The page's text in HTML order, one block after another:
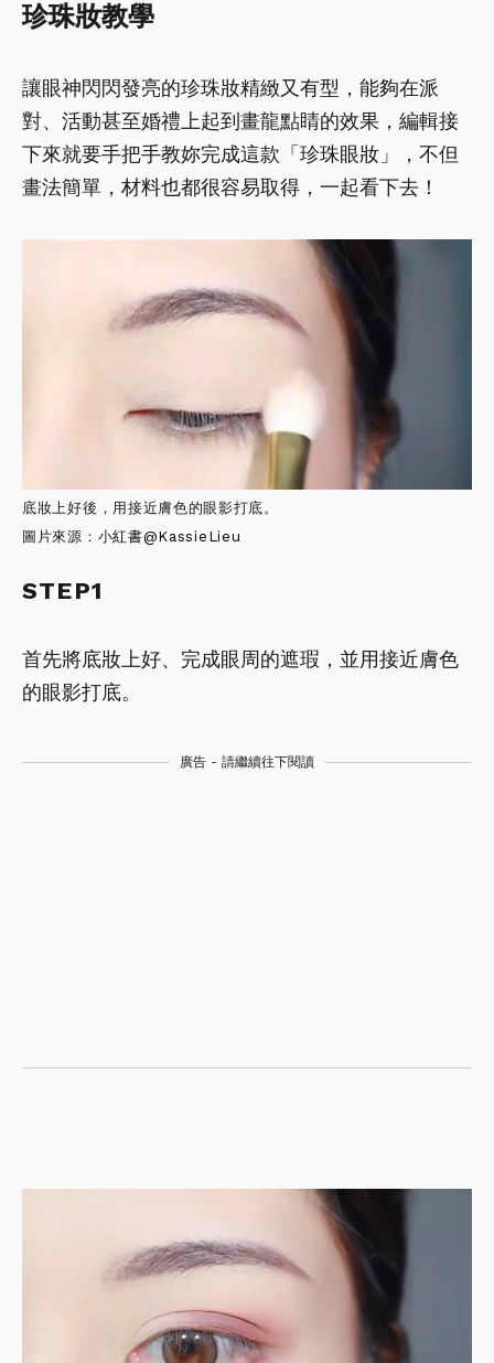
珍珠妝教學
讓眼神閃閃發亮的珍珠妝精緻又有型，能夠在派
對、活動甚至婚禮上起到畫龍點睛的效果，編輯接
下來就要手把手教妳完成這款「珍珠眼妝」，不但
畫法簡單，材料也都很容易取得，一起看下去！
底妝上好後，用接近膚色的眼影打底。
圖片來源：小紅書@KassieLieu
STEP1
首先將底妝上好、完成眼周的遮瑕，並用接近膚色
的眼影打底。
廣告 - 請繼續往下閱讀